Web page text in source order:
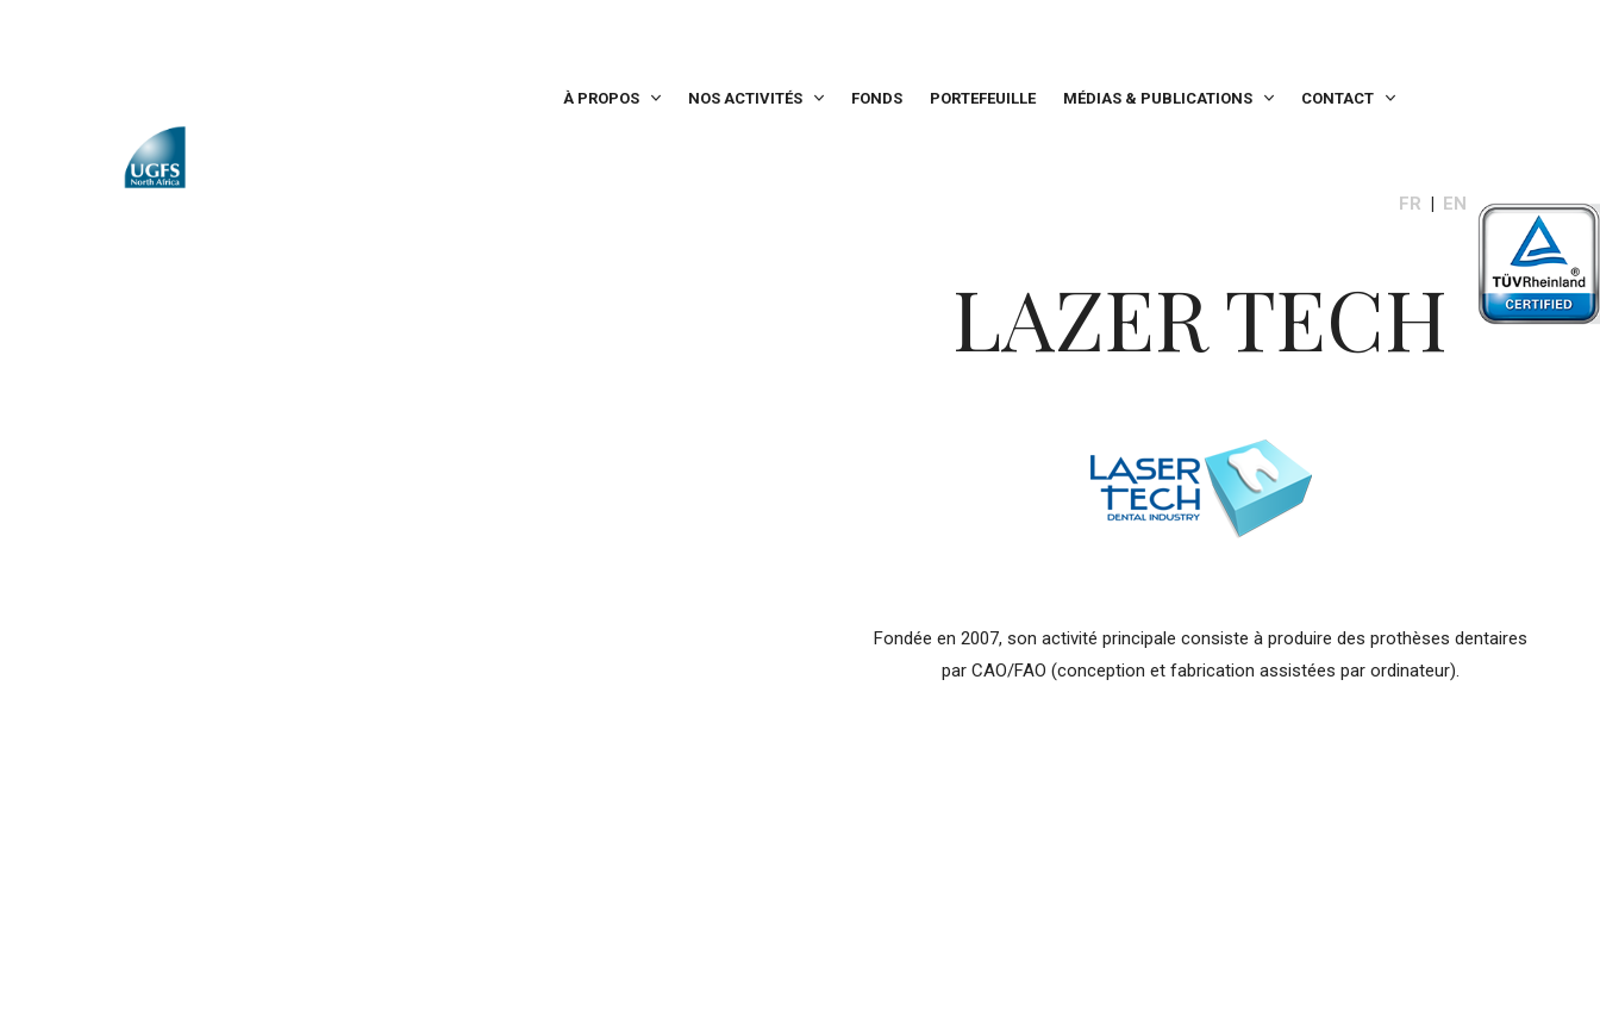
À PROPOS NOS ACTIVITÉS FONDS PORTEFEUILLE MÉDIAS & PUBLICATIONS CONTACT
FR EN
LAZER TECH
Fondée en 2007, son activité principale consiste à produire des prothèses dentaires
par CAO/FAO (conception et fabrication assistées par ordinateur).